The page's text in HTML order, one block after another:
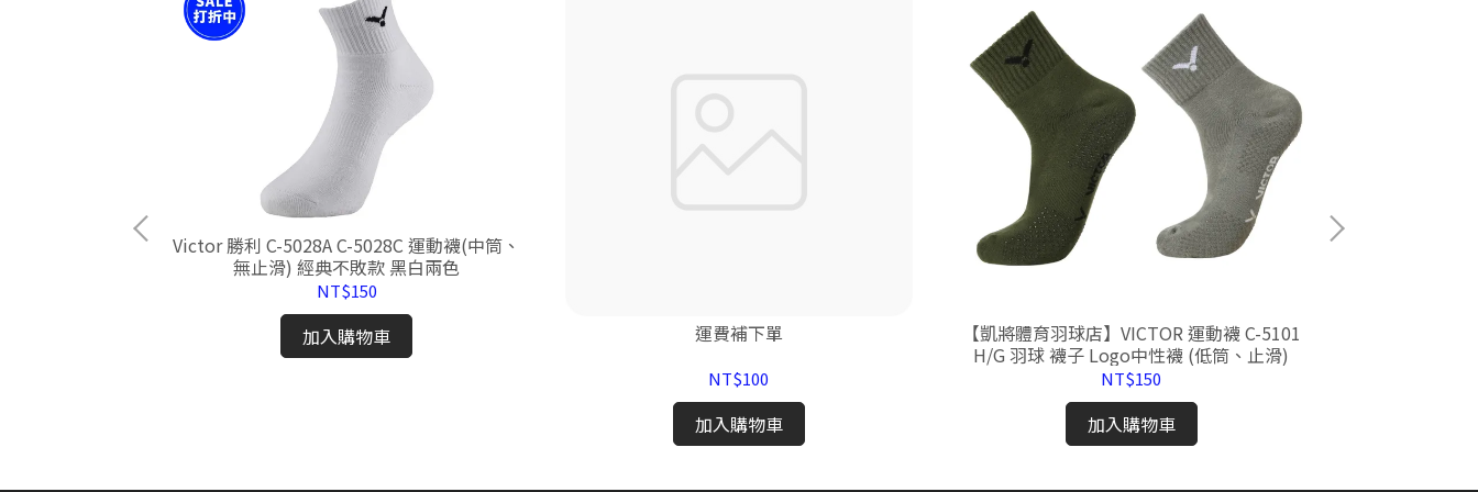
Victor 勝利 C-5028A C-5028C 運動襪(中筒、
無止滑) 經典不敗款 黑白兩色
NT$150
加入購物車 運費補下單
NT$100
加入購物車
【凱將體育羽球店】VICTOR 運動襪 C-5101
H/G 羽球 襪子 Logo中性襪 (低筒、止滑)
NT$150
加入購物車